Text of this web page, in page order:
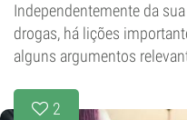
Independentemente da
drogas, há lições
alguns argumentos
2